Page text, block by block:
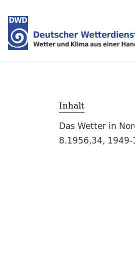
Inhalt
Das Wetter in
8.1956,34,